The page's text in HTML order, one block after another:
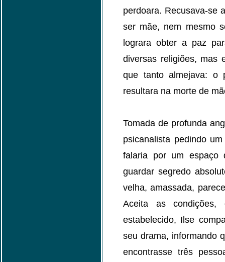
perdoara. Recusava-se
ser mãe, nem mesmo
lograra obter a paz
diversas religiões, mas
que tanto almejava: o
resultara na morte de
Tomada de profunda
psicanalista pedindo
falaria por um espaço
guardar segredo
velha, amassada,
Aceita as
estabelecido, Ilse
seu drama, informando
encontrasse três